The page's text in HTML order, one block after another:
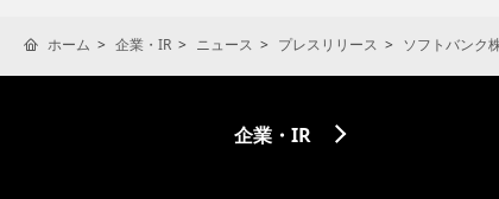
ホーム 企業・IR ニュース プレスリリース ソフトバンク
企業・IR